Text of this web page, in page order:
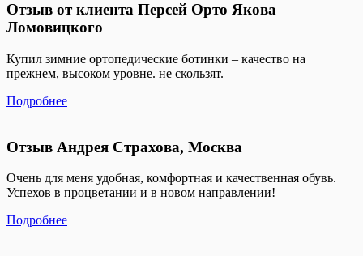
Отзыв от клиента Персей Орто Якова
Ломовицкого
Купил зимние ортопедические ботинки – качество на
прежнем, высоком уровне. не скользят.
Подробнее
Отзыв Андрея Страхова, Москва
Очень для меня удобная, комфортная и качественная обувь.
Успехов в процветании и в новом направлении!
Подробнее